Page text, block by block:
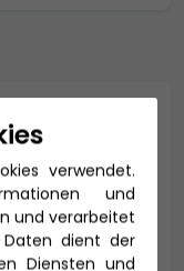
verwendet.
und
und verarbeitet
Daten dient der
Diensten und